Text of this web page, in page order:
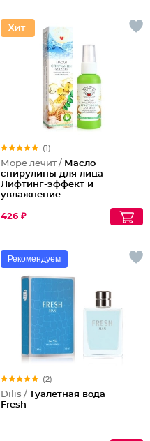
(1)
Море лечит / Масло
спирулины для лица
Лифтинг-эффект и
увлажнение
426 ₽
Рекомендуем
(2)
Dilis / Туалетная вода
Fresh